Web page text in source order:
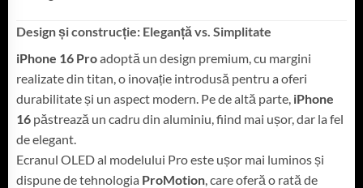
Design și construcție: Eleganță vs. Simplitate
iPhone 16 Proadoptă un design premium, cu margini
realizate din titan, o inovație introdusă pentru a oferi
durabilitate și un aspect modern. Pe de altă parte, iPhone
16 păstrează un cadru din aluminiu, fiind mai ușor, dar la fel
de elegant.
Ecranul OLED al modelului Pro este ușor mai luminos și
dispune de tehnologia ProMotion , care oferă o rată de